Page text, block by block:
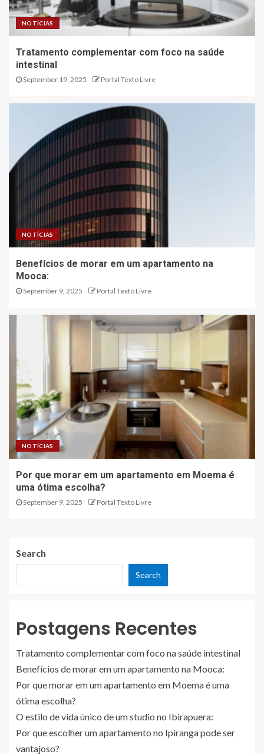
NOTÍCIAS
Tratamento complementar com foco na saúde
intestinal
September 19, 2025 Portal Texto Livre
NOTÍCIAS
Benefícios de morar em um apartamento na
Mooca:
September 9, 2025 Portal Texto Livre
NOTÍCIAS
Por que morar em um apartamento em Moema é
uma ótima escolha?
September 9, 2025 Portal Texto Livre
Search
Search
Postagens Recentes
Tratamento complementar com foco na saúde intestinal
Benefícios de morar em um apartamento na Mooca:
Por que morar em um apartamento em Moema é uma
ótima escolha?
O estilo de vida único de um studio no Ibirapuera:
Por que escolher um apartamento no Ipiranga pode ser
vantajoso?